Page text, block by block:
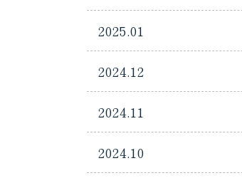
2025.01
2024.12
2024.11
2024.10